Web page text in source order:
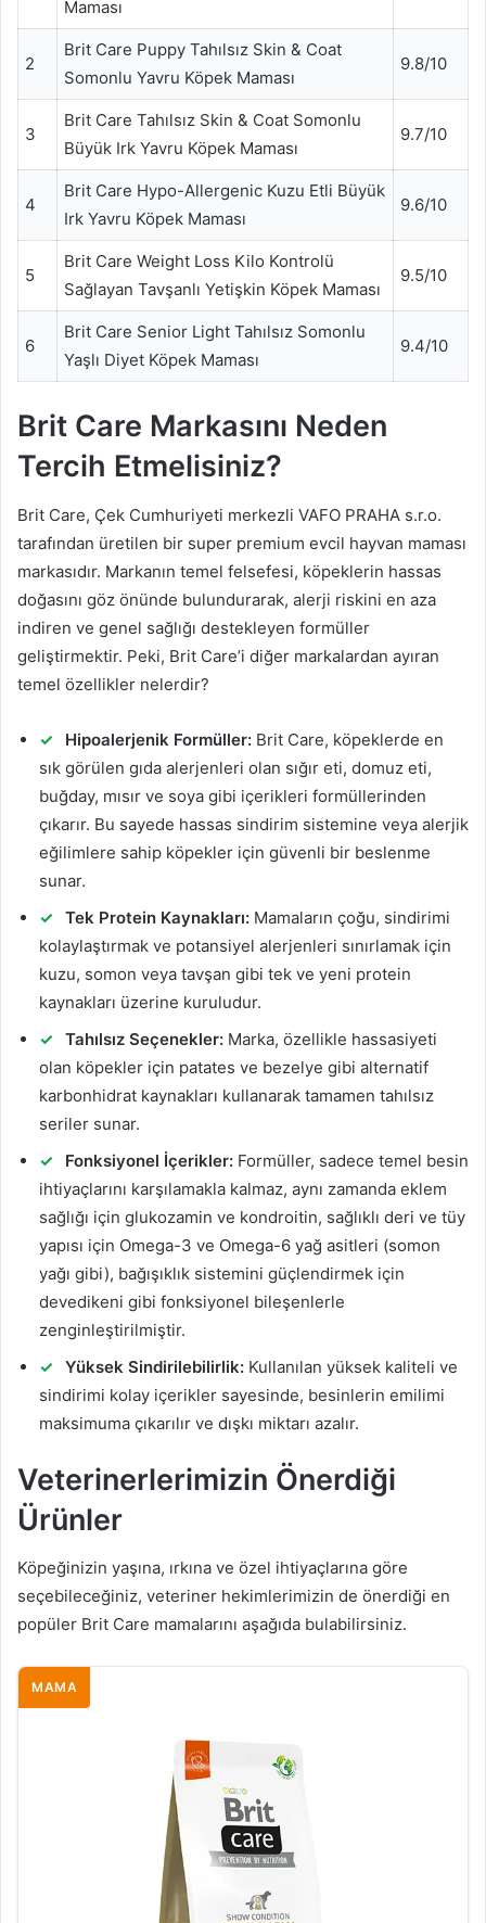
Maması
2
Brit Care Puppy Tahılsız Skin & Coat
Somonlu Yavru Köpek Maması
9.8/10
3
Brit Care Tahılsız Skin & Coat Somonlu
Büyük Irk Yavru Köpek Maması
9.7/10
4
Brit Care Hypo-Allergenic Kuzu Etli Büyük
Irk Yavru Köpek Maması
9.6/10
5
Brit Care Weight Loss Kilo Kontrolü
Sağlayan Tavşanlı Yetişkin Köpek Maması
9.5/10
6
Brit Care Senior Light Tahılsız Somonlu
Yaşlı Diyet Köpek Maması
9.4/10
Brit Care Markasını Neden
Tercih Etmelisiniz?
Brit Care, Çek Cumhuriyeti merkezli VAFO PRAHA s.r.o.
tarafından üretilen bir super premium evcil hayvan maması
markasıdır. Markanın temel felsefesi, köpeklerin hassas
doğasını göz önünde bulundurarak, alerji riskini en aza
indiren ve genel sağlığı destekleyen formüller
geliştirmektir. Peki, Brit Care’i diğer markalardan ayıran
temel özellikler nelerdir?
Hipoalerjenik Formüller: Brit Care, köpeklerde en
sık görülen gıda alerjenleri olan sığır eti, domuz eti,
buğday, mısır ve soya gibi içerikleri formüllerinden
çıkarır. Bu sayede hassas sindirim sistemine veya alerjik
eğilimlere sahip köpekler için güvenli bir beslenme
sunar.
Tek Protein Kaynakları: Mamaların çoğu, sindirimi
kolaylaştırmak ve potansiyel alerjenleri sınırlamak için
kuzu, somon veya tavşan gibi tek ve yeni protein
kaynakları üzerine kuruludur.
Tahılsız Seçenekler: Marka, özellikle hassasiyeti
olan köpekler için patates ve bezelye gibi alternatif
karbonhidrat kaynakları kullanarak tamamen tahılsız
seriler sunar.
Fonksiyonel İçerikler: Formüller, sadece temel besin
ihtiyaçlarını karşılamakla kalmaz, aynı zamanda eklem
sağlığı için glukozamin ve kondroitin, sağlıklı deri ve tüy
yapısı için Omega-3 ve Omega-6 yağ asitleri (somon
yağı gibi), bağışıklık sistemini güçlendirmek için
devedikeni gibi fonksiyonel bileşenlerle
zenginleştirilmiştir.
Yüksek Sindirilebilirlik: Kullanılan yüksek kaliteli ve
sindirimi kolay içerikler sayesinde, besinlerin emilimi
maksimuma çıkarılır ve dışkı miktarı azalır.
Veterinerlerimizin Önerdiği
Ürünler
Köpeğinizin yaşına, ırkına ve özel ihtiyaçlarına göre
seçebileceğiniz, veteriner hekimlerimizin de önerdiği en
popüler Brit Care mamalarını aşağıda bulabilirsiniz.
MAMA